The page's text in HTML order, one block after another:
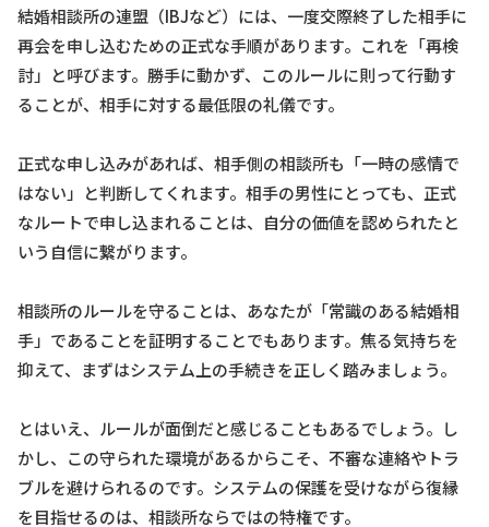
結婚相談所の連盟（IBJなど）には、一度交際終了した相手に
再会を申し込むための正式な手順があります。これを「再検
討」と呼びます。勝手に動かず、このルールに則って行動す
ることが、相手に対する最低限の礼儀です。
正式な申し込みがあれば、相手側の相談所も「一時の感情で
はない」と判断してくれます。相手の男性にとっても、正式
なルートで申し込まれることは、自分の価値を認められたと
いう自信に繋がります。
相談所のルールを守ることは、あなたが「常識のある結婚相
手」であることを証明することでもあります。焦る気持ちを
抑えて、まずはシステム上の手続きを正しく踏みましょう。
とはいえ、ルールが面倒だと感じることもあるでしょう。し
かし、この守られた環境があるからこそ、不審な連絡やトラ
ブルを避けられるのです。システムの保護を受けながら復縁
を目指せるのは、相談所ならではの特権です。